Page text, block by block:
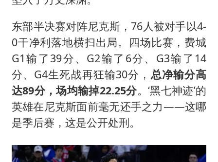
东部半决赛对阵尼克斯，76人被对手以4-
0干净利落地横扫出局。四场比赛，费城
G1输了39分、G2输了6分、G3输了14
分、G4生死战再狂输30分， 总净输分高
达89分，场均输掉22.25分。‘黑七神迹’的
英雄在尼克斯面前毫无还手之力——这哪
是季后赛，这是公开处刑。